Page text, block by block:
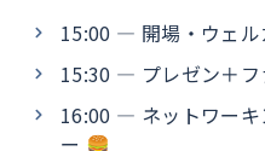
15:00 — 開場・ウェル
15:30 — プレゼン＋フ
16:00 — ネットワーキ
ー 🍔